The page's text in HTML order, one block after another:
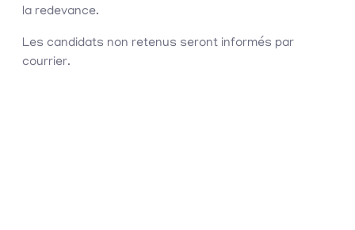
la redevance.
Les candidats non retenus seront informés par
courrier.